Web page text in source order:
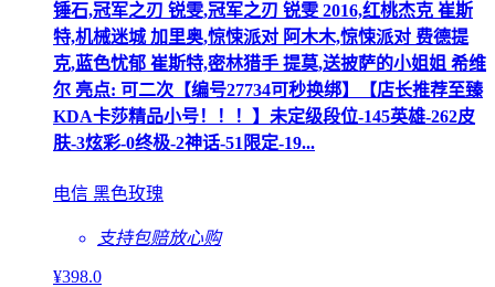
锤石,冠军之刃 锐雯,冠军之刃 锐雯 2016,红桃杰克 崔斯
特,机械迷城 加里奥,惊悚派对 阿木木,惊悚派对 费德提
克,蓝色忧郁 崔斯特,密林猎手 提莫,送披萨的小姐姐 希维
尔 亮点: 可二次【编号27734可秒换绑】【店长推荐至臻
KDA卡莎精品小号！！！】未定级段位-145英雄-262皮
肤-3炫彩-0终极-2神话-51限定-19...
电信 黑色玫瑰
支持包赔放心购
¥398.0